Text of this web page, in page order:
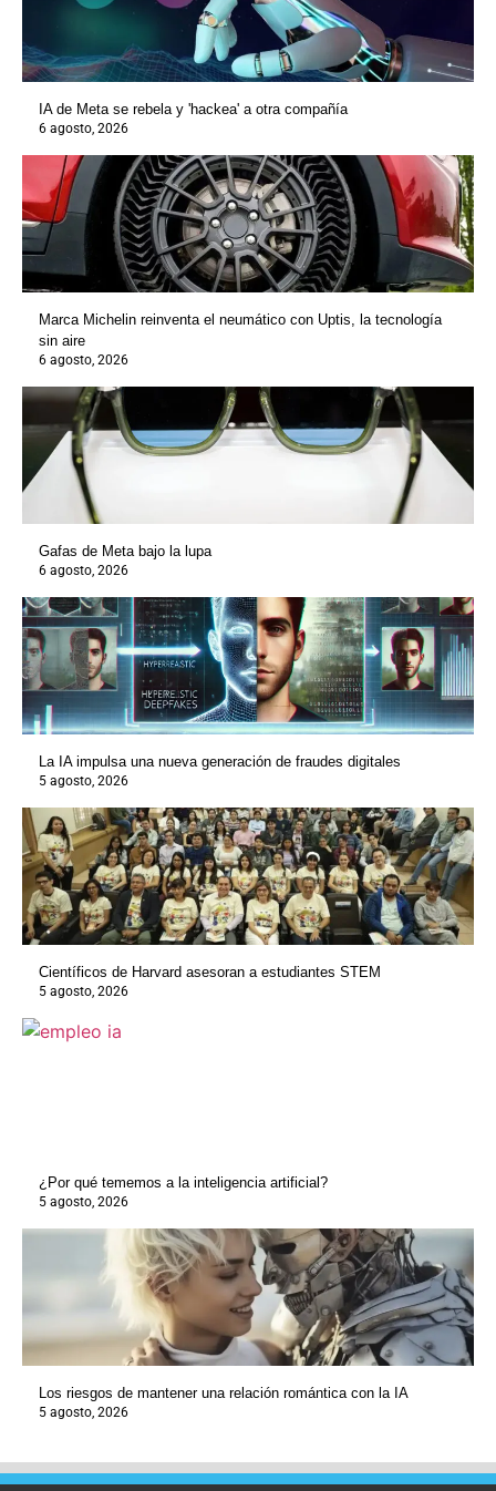
IA de Meta se rebela y 'hackea' a otra compañía
6 agosto, 2026
Marca Michelin reinventa el neumático con Uptis, la tecnología
sin aire
6 agosto, 2026
Gafas de Meta bajo la lupa
6 agosto, 2026
La IA impulsa una nueva generación de fraudes digitales
5 agosto, 2026
Científicos de Harvard asesoran a estudiantes STEM
5 agosto, 2026
¿Por qué tememos a la inteligencia artificial?
5 agosto, 2026
Los riesgos de mantener una relación romántica con la IA
5 agosto, 2026